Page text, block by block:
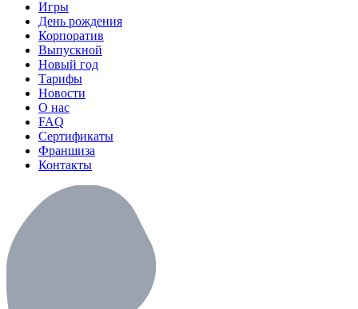
Игры
День рождения
Корпоратив
Выпускной
Новый год
Тарифы
Новости
О нас
FAQ
Сертификаты
Франшиза
Контакты